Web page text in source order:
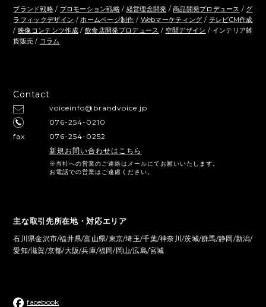
ブランド戦略/ プロモーション戦略 / 経営理念開発 /商品開発プロデュース / グ
ラフィックデザイン / ホームページ制作 / Webマーケティング / テレビCM作成
/ 映像コンテンツ作成 / 飲食店開発プロデュース / 空間デザイン / インテリア雑
貨販売 / コラム
Contact
voiceinfo@brandvoice.jp
076-254-0210
fax
076-254-0252
新規お問い合わせはこちら
※当社への営業のご連絡はメールにてお願いいたします。
お電話での営業はご遠慮ください。
主な取引先所在地・対応エリア
石川県金沢市/福井県/富山県/東京/埼玉/千葉/神奈川/茨城/群馬/静岡/新潟/
愛知/滋賀/京都/大阪/兵庫/福岡/岡山/広島/宮城
facebook